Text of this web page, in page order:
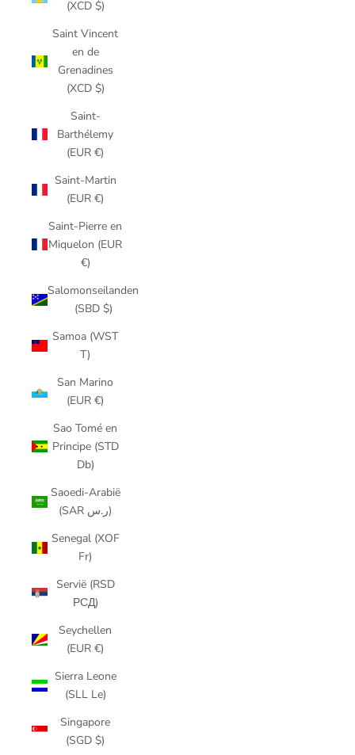
(XCD $)
Saint Vincent
en de
Grenadines
(XCD $)
Saint-
Barthélemy
(EUR €)
Saint-Martin
(EUR €)
Saint-Pierre en
Miquelon (EUR
€)
Salomonseilanden
(SBD $)
Samoa (WST
T)
San Marino
(EUR €)
Sao Tomé en
Principe (STD
Db)
Saoedi-Arabië
(SAR ر.س)
Senegal (XOF
Fr)
Servië (RSD
РСД)
Seychellen
(EUR €)
Sierra Leone
(SLL Le)
Singapore
(SGD $)